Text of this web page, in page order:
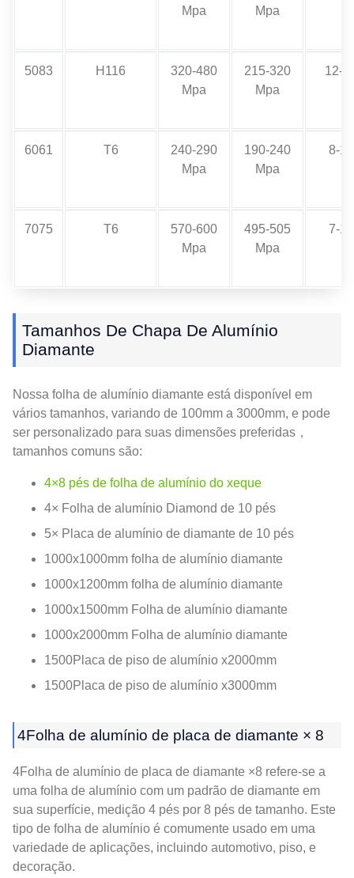
Mpa Mpa
5083 H116
320-480
Mpa
215-320
Mpa
12-
6061 T6
240-290
Mpa
190-240
Mpa
8-
7075 T6
570-600
Mpa
495-505
Mpa
7-
Tamanhos De Chapa De Alumínio
Diamante
Nossa folha de alumínio diamante está disponível em
vários tamanhos, variando de 100mm a 3000mm, e pode
ser personalizado para suas dimensões preferidas，
tamanhos comuns são:
4×8 pés de folha de alumínio do xeque
4× Folha de alumínio Diamond de 10 pés
5× Placa de alumínio de diamante de 10 pés
1000x1000mm folha de alumínio diamante
1000x1200mm folha de alumínio diamante
1000x1500mm Folha de alumínio diamante
1000x2000mm Folha de alumínio diamante
1500Placa de piso de alumínio x2000mm
1500Placa de piso de alumínio x3000mm
4Folha de alumínio de placa de diamante × 8
4Folha de alumínio de placa de diamante ×8 refere-se a
uma folha de alumínio com um padrão de diamante em
sua superfície, medição 4 pés por 8 pés de tamanho. Este
tipo de folha de alumínio é comumente usado em uma
variedade de aplicações, incluindo automotivo, piso, e
decoração.